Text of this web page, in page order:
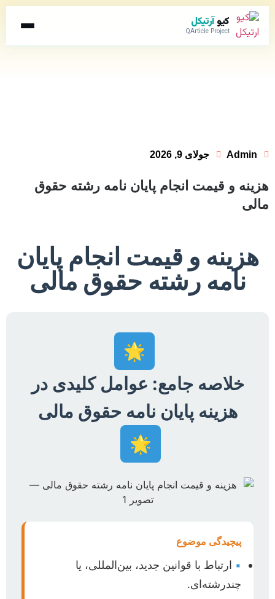
کیوآرتیکل
QArticle Project
Admin جولای 9, 2026
هزینه و قیمت انجام پایان نامه رشته حقوق
مالی
هزینه و قیمت انجام پایان
نامه رشته حقوق مالی
🌟
خلاصه جامع: عوامل کلیدی در
هزینه پایان نامه حقوق مالی
🌟
پیچیدگی موضوع
▪ ارتباط با قوانین جدید، بین‌المللی، یا
چندرشته‌ای.